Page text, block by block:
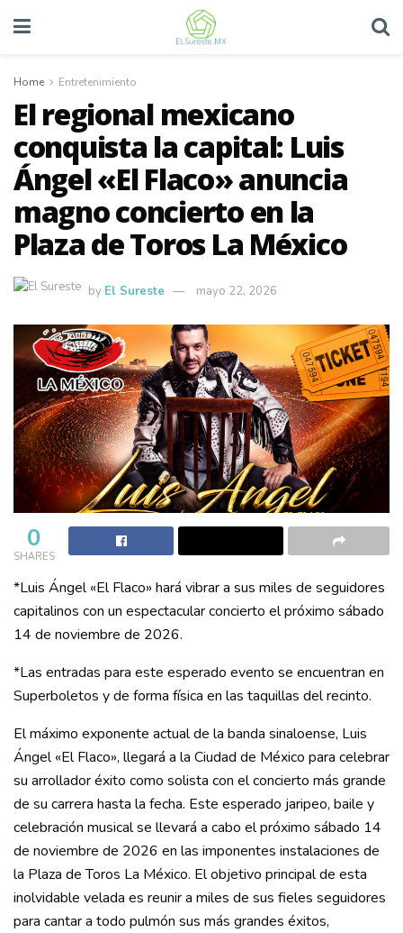
Home Entretenimiento
El regional mexicano
conquista la capital: Luis
Ángel «El Flaco» anuncia
magno concierto en la
Plaza de Toros La México
by El Sureste mayo 22, 2026
0
SHARES
*Luis Ángel «El Flaco» hará vibrar a sus miles de seguidores
capitalinos con un espectacular concierto el próximo sábado
14 de noviembre de 2026.
*Las entradas para este esperado evento se encuentran en
Superboletos y de forma física en las taquillas del recinto.
El máximo exponente actual de la banda sinaloense, Luis
Ángel «El Flaco», llegará a la Ciudad de México para celebrar
su arrollador éxito como solista con el concierto más grande
de su carrera hasta la fecha. Este esperado jaripeo, baile y
celebración musical se llevará a cabo el próximo sábado 14
de noviembre de 2026 en las imponentes instalaciones de
la Plaza de Toros La México. El objetivo principal de esta
inolvidable velada es reunir a miles de sus fieles seguidores
para cantar a todo pulmón sus más grandes éxitos,